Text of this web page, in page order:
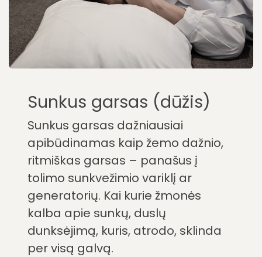
Sunkus garsas (dūžis)
Sunkus garsas dažniausiai
apibūdinamas kaip žemo dažnio,
ritmiškas garsas – panašus į
tolimo sunkvežimio variklį ar
generatorių. Kai kurie žmonės
kalba apie sunkų, duslų
dunksėjimą, kuris, atrodo, sklinda
per visą galvą.